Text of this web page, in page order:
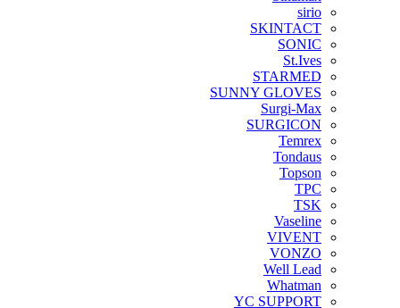
sirio
SKINTACT
SONIC
St.Ives
STARMED
SUNNY GLOVES
Surgi-Max
SURGICON
Temrex
Tondaus
Topson
TPC
TSK
Vaseline
VIVENT
VONZO
Well Lead
Whatman
YC SUPPORT